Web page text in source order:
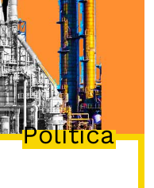
Politica